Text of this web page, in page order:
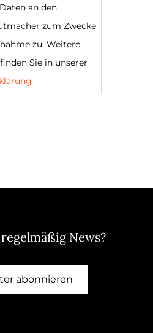
an den
zum Zwecke
zu. Weitere
Sie in unserer
News?
abonnieren